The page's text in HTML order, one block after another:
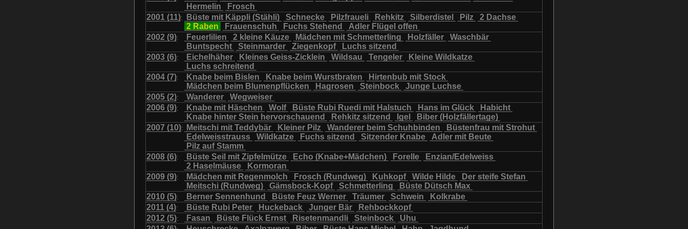
Uhu mit Jungen Waschbär
Hermelin
Frosch
2001 (11): Büste mit Käppli (Stähli) Schnecke Pilzfraueli Rehkitz Silberdistel Pilz
2 Dachse
2 Raben
Frauenschuh Fuchs Stehend
Adler Flügel offen
2002 (9): Feuerlilien 2 kleine Käuze Mädchen mit Schmetterling Holzfäller
Waschbär
Buntspecht
Steinmarder Ziegenkopf
Luchs sitzend
2003 (6): Eichelhäher Kleines Geiss-Zicklein Wildsau Tengeler
Kleine Wildkatze
Luchs schreitend
2004 (7): Knabe beim Bislen Knabe beim Wurstbraten
Hirtenbub mit Stock
Mädchen beim Blumenpflücken
Hagrosen Steinbock
Junge Luchse
2005 (2): Wanderer
Wegweiser
2006 (9): Knabe mit Häschen Wolf Büste Rubi Ruedi mit Halstuch Hans im Glück
Habicht
Knabe hinter Stein hervorschauend
Rehkitz sitzend Igel
Biber (Holzfällertage)
2007 (10): Meitschi mit Teddybär Kleiner Pilz Wanderer beim Schuhbinden
Büstenfrau mit Strohut
Edelweisstrauss
Wildkatze Fuchs sitzend Sitzender Knabe
Adler mit Beute
Pilz auf Stamm
2008 (6): Büste Seil mit Zipfelmütze Echo (Knabe+Mädchen) Forelle
Enzian/Edelweiss
2 Haselmäuse
Kormoran
2009 (9): Mädchen mit Regenmolch Frosch (Rundweg) Kuhkopf Wilde Hilde
Der steife Stefan
Meitschi (Rundweg)
Gämsbock-Kopf Schmetterling
Büste Dütsch Max
2010 (5): Berner Sennenhund Büste Feuz Werner Träumer Schwein
Kolkrabe
2011 (4): Büste Rubi Peter Huckeback Junger Bär
Rehbockkopf
2012 (5): Fasan Büste Flück Ernst Risetenmandli Steinbock
Uhu